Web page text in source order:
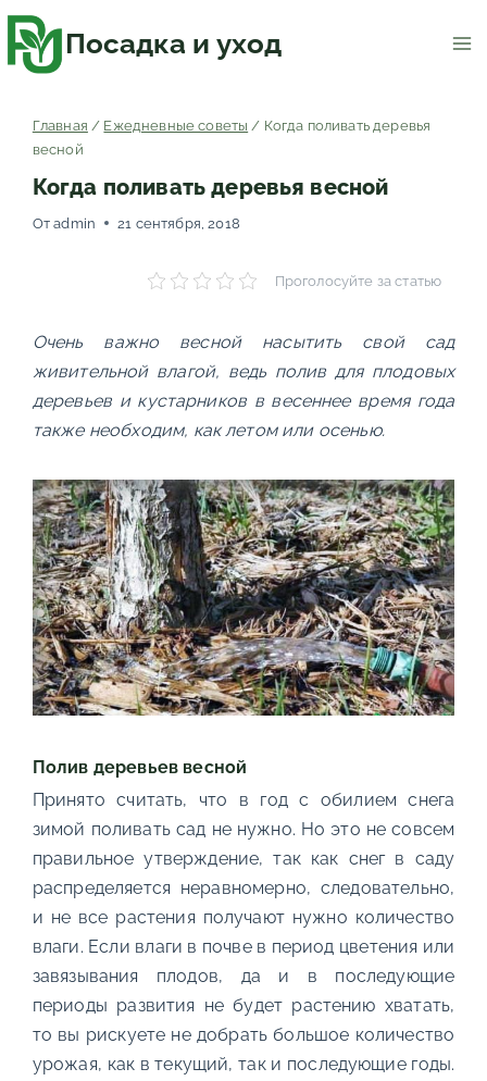
содержимомуПосадка и уход
Главная / Ежедневные советы / Когда поливать деревья
весной
Когда поливать деревья весной
От admin 21 сентября, 2018
Проголосуйте за статью
Очень важно весной насытить свой сад
живительной влагой, ведь полив для плодовых
деревьев и кустарников в весеннее время года
также необходим, как летом или осенью.
Полив деревьев весной
Принято считать, что в год с обилием снега
зимой поливать сад не нужно. Но это не совсем
правильное утверждение, так как снег в саду
распределяется неравномерно, следовательно,
и не все растения получают нужно количество
влаги. Если влаги в почве в период цветения или
завязывания плодов, да и в последующие
периоды развития не будет растению хватать,
то вы рискуете не добрать большое количество
урожая, как в текущий, так и последующие годы.